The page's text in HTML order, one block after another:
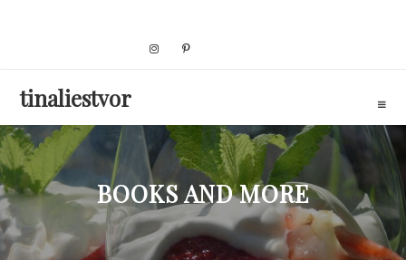
tinaliestvor
BOOKS AND MORE